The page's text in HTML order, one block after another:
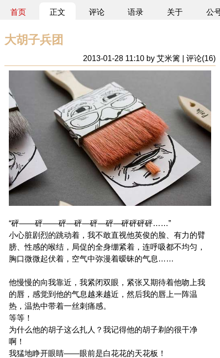
首页 正文 评论 语录 关于 公
大胡子兵团
2013-01-28 11:10 by 艾米篱 | 评论(16)
“砰——砰——砰—砰—砰—砰—砰砰砰砰……”
小心脏剧烈的跳动着，我不敢直视他英俊的脸、有力的臂
膀、性感的喉结，局促的全身绷紧着，连呼吸都不均匀，
胸口微微起伏着，空气中弥漫着暧昧的气息……
他慢慢的向我靠近，我紧闭双眼，紧张又期待着他吻上我
的唇，感觉到他的气息越来越近，然后我的唇上一阵温
热，温热中带着一丝刺痛感。
等等！
为什么他的胡子这么扎人？我记得他的胡子剃的很干净
啊！
我猛地睁开眼睛——眼前是白花花的天花板！